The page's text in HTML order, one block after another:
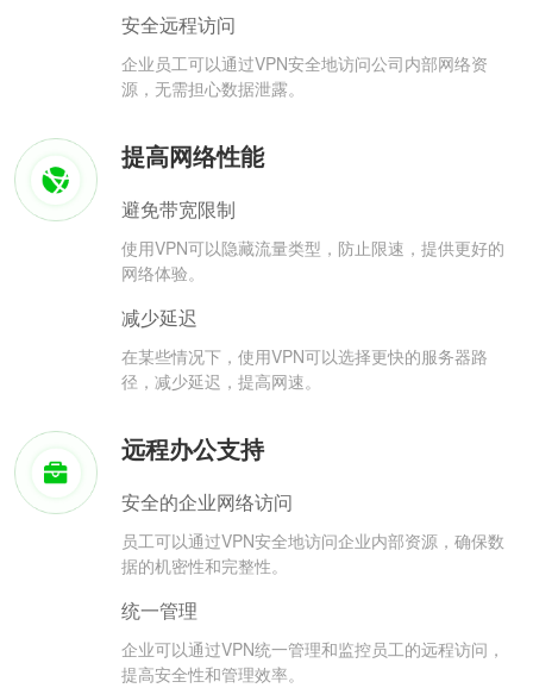
安全远程访问
企业员工可以通过VPN安全地访问公司内部网络资
源，无需担心数据泄露。
提高网络性能
避免带宽限制
使用VPN可以隐藏流量类型，防止限速，提供更好的
网络体验。
减少延迟
在某些情况下，使用VPN可以选择更快的服务器路
径，减少延迟，提高网速。
远程办公支持
安全的企业网络访问
员工可以通过VPN安全地访问企业内部资源，确保数
据的机密性和完整性。
统一管理
企业可以通过VPN统一管理和监控员工的远程访问，
提高安全性和管理效率。